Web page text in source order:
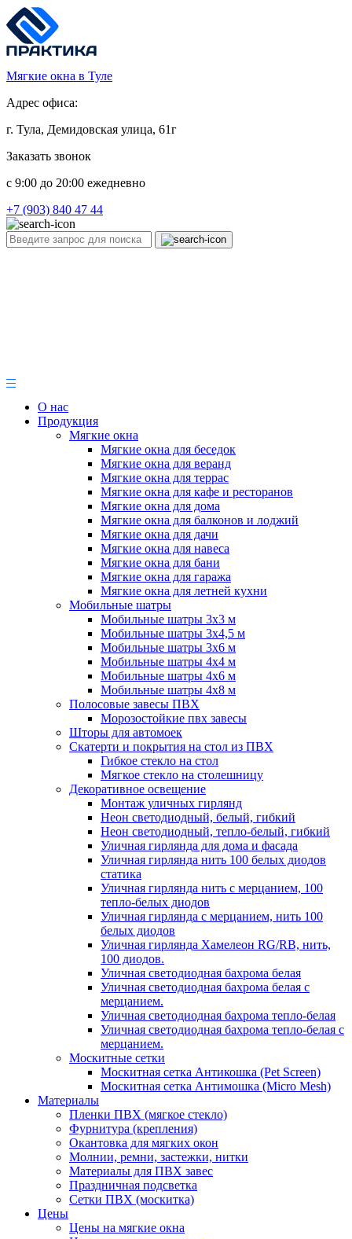
Мягкие окна в Туле
Адрес офиса:
г. Тула, Демидовская улица, 61г
Заказать звонок
c 9:00 до 20:00 ежедневно
+7 (903) 840 47 44
О нас
Продукция
Мягкие окна
Мягкие окна для беседок
Мягкие окна для веранд
Мягкие окна для террас
Мягкие окна для кафе и ресторанов
Мягкие окна для дома
Мягкие окна для балконов и лоджий
Мягкие окна для дачи
Мягкие окна для навеса
Мягкие окна для бани
Мягкие окна для гаража
Мягкие окна для летней кухни
Мобильные шатры
Мобильные шатры 3х3 м
Мобильные шатры 3х4,5 м
Мобильные шатры 3х6 м
Мобильные шатры 4х4 м
Мобильные шатры 4х6 м
Мобильные шатры 4х8 м
Полосовые завесы ПВХ
Морозостойкие пвх завесы
Шторы для автомоек
Скатерти и покрытия на стол из ПВХ
Гибкое стекло на стол
Мягкое стекло на столешницу
Декоративное освещение
Монтаж уличных гирлянд
Неон светодиодный, белый, гибкий
Неон светодиодный, тепло-белый, гибкий
Уличная гирлянда для дома и фасада
Уличная гирлянда нить 100 белых диодов
статика
Уличная гирлянда нить с мерцанием, 100
тепло-белых диодов
Уличная гирлянда с мерцанием, нить 100
белых диодов
Уличная гирлянда Хамелеон RG/RB, нить,
100 диодов.
Уличная светодиодная бахрома белая
Уличная светодиодная бахрома белая с
мерцанием.
Уличная светодиодная бахрома тепло-белая
Уличная светодиодная бахрома тепло-белая с
мерцанием.
Москитные сетки
Москитная сетка Антикошка (Pet Screen)
Москитная сетка Антимошка (Micro Mesh)
Материалы
Пленки ПВХ (мягкое стекло)
Фурнитура (крепления)
Окантовка для мягких окон
Молнии, ремни, застежки, нитки
Материалы для ПВХ завес
Праздничная подсветка
Сетки ПВХ (москитка)
Цены
Цены на мягкие окна